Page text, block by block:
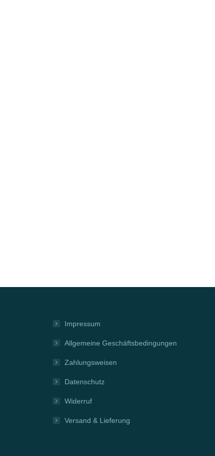
Impressum
Allgemeine Geschäftsbedingungen
Zahlungsweisen
Datenschutz
Widerruf
Versand & Lieferung